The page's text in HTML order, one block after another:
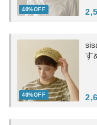
40%OFF
40%OFF
す